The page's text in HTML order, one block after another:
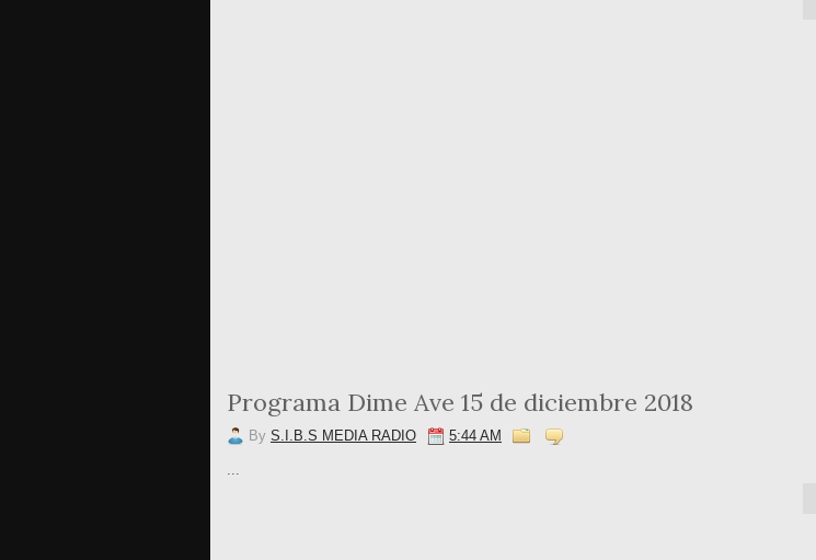
Programa Dime Ave 15 de diciembre 2018
By S.I.B.S MEDIA RADIO 5:44 AM
...